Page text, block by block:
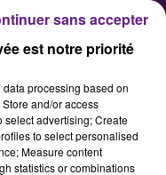
est notre priorité
processing based on
and/or access
select advertising; Create
to select personalised
Measure content
statistics or combinations
sans accepter